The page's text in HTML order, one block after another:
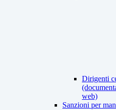
Dirigenti
web)
Sanzioni per